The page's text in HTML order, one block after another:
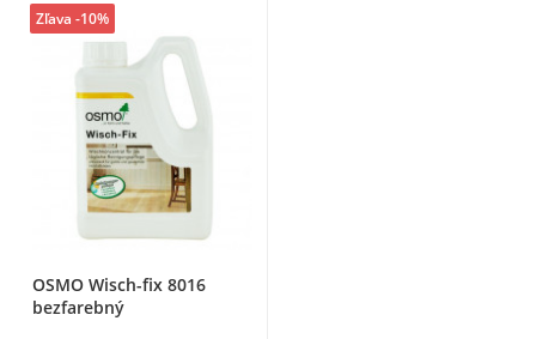
OSMO Wisch-fix 8016
bezfarebný
Zľava -10%